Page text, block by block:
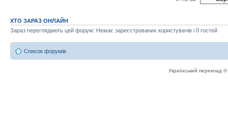
ХТО ЗАРАЗ ОНЛАЙН
Зараз переглядають цей форум: Немає зареєстрованих користувачів і 0 гостей
Список форумів
Український переклад